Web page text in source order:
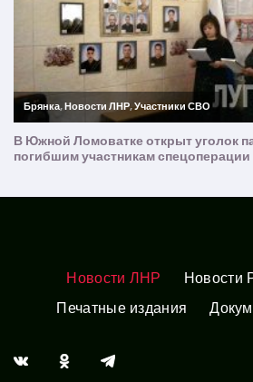
Новости ЛНР Новости
Печатные издания